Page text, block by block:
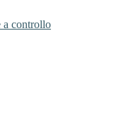
a controllo